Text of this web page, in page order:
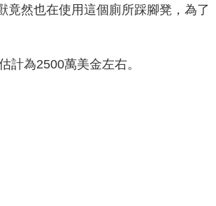
竟然也在使用這個廁所踩腳凳，為了
為2500萬美金左右。